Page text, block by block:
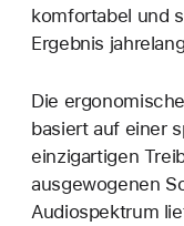
komfortabel und
Ergebnis
Die
basiert auf einer
einzigartigen
ausgewogenen
Audiospektrum